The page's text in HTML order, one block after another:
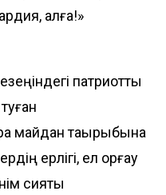
алға!»
патриоттық
майдан тақырыбына
ерлігі, ел қорғау
сияқты